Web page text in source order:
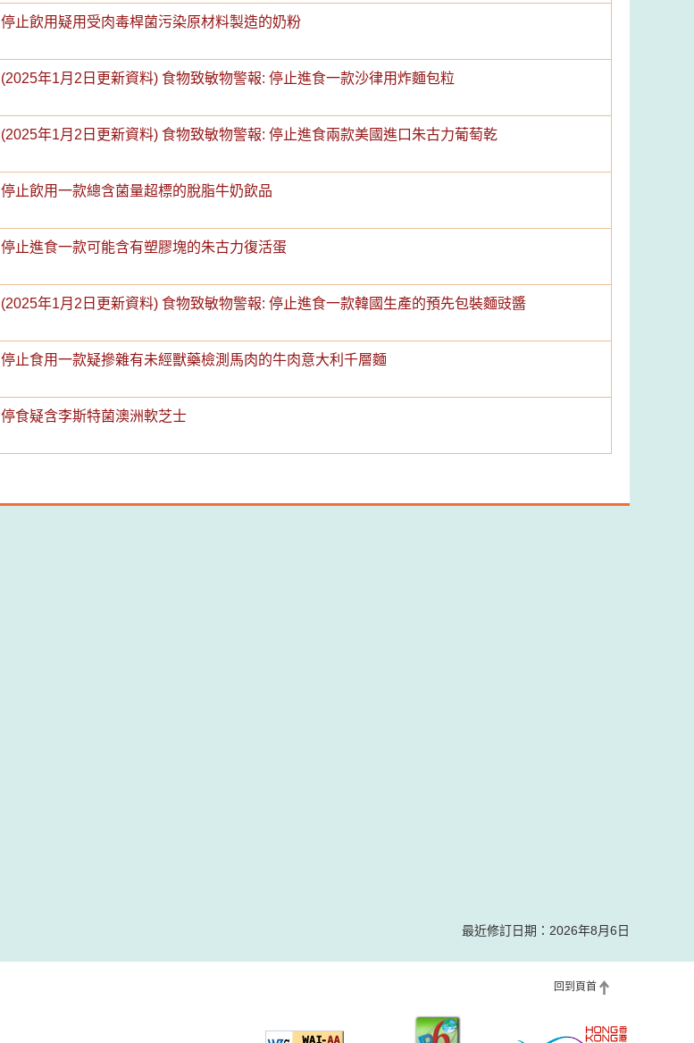
停止飲用疑用受肉毒桿菌污染原材料製造的奶粉
(2025年1月2日更新資料) 食物致敏物警報: 停止進食一款沙律用炸麵包粒
(2025年1月2日更新資料) 食物致敏物警報: 停止進食兩款美國進口朱古力葡萄乾
停止飲用一款總含菌量超標的脫脂牛奶飲品
停止進食一款可能含有塑膠塊的朱古力復活蛋
(2025年1月2日更新資料) 食物致敏物警報: 停止進食一款韓國生產的預先包裝麵豉醬
停止食用一款疑摻雜有未經獸藥檢測馬肉的牛肉意大利千層麵
停食疑含李斯特菌澳洲軟芝士
最近修訂日期：2026年8月6日
回到頁首